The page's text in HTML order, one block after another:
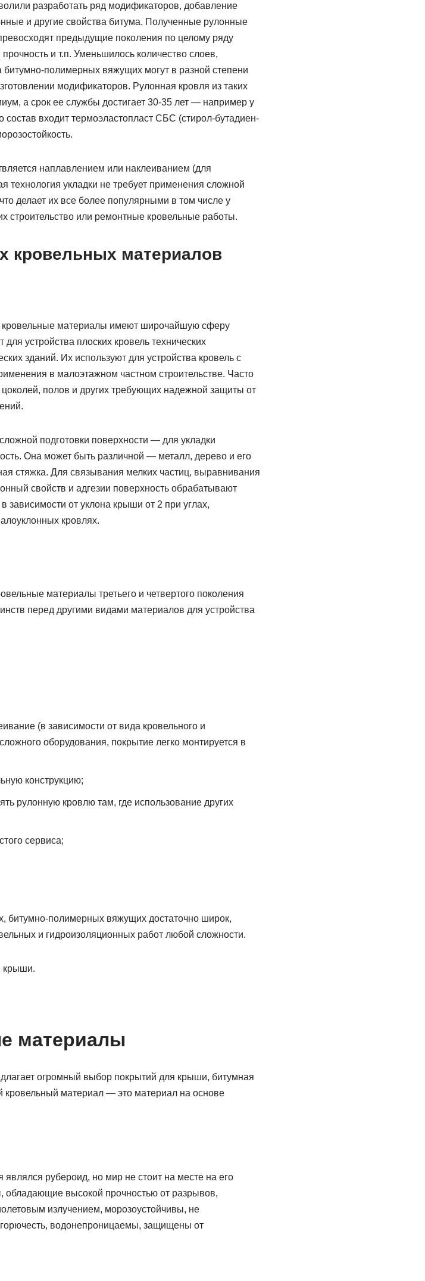
разработать ряд модификаторов, добавление
и другие свойства битума. Полученные рулонные
предыдущие поколения по целому ряду
прочность и т.п. Уменьшилось количество слоев,
полимерных вяжущих могут в разной степени
модификаторов. Рулонная кровля из таких
а срок ее службы достигает 30-35 лет — например у
входит термоэластопласт СБС (стирол-бутадиен-
наплавлением или наклеиванием (для
технология укладки не требует применения сложной
делает их все более популярными в том числе у
строительство или ремонтные кровельные работы.
кровельных материалов
материалы имеют широчайшую сферу
устройства плоских кровель технических
зданий. Их используют для устройства кровель с
в малоэтажном частном строительстве. Часто
полов и других требующих надежной защиты от
подготовки поверхности — для укладки
Она может быть различной — металл, дерево и его
стяжка. Для связывания мелких частиц, выравнивания
свойств и адгезии поверхность обрабатывают
зависимости от уклона крыши от 2 при углах,
кровлях.
материалы третьего и четвертого поколения
перед другими видами материалов для устройства
(в зависимости от вида кровельного и
оборудования, покрытие легко монтируется в
конструкцию;
рулонную кровлю там, где использование других
сервиса;
битумно-полимерных вяжущих достаточно широк,
и гидроизоляционных работ любой сложности.
крыши.
материалы
огромный выбор покрытий для крыши, битумная
материал — это материал на основе
рубероид, но мир не стоит на месте на его
высокой прочностью от разрывов,
излучением, морозоустойчивы, не
водонепроницаемы, защищены от